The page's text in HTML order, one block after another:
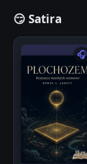
😏 Satira
🎧